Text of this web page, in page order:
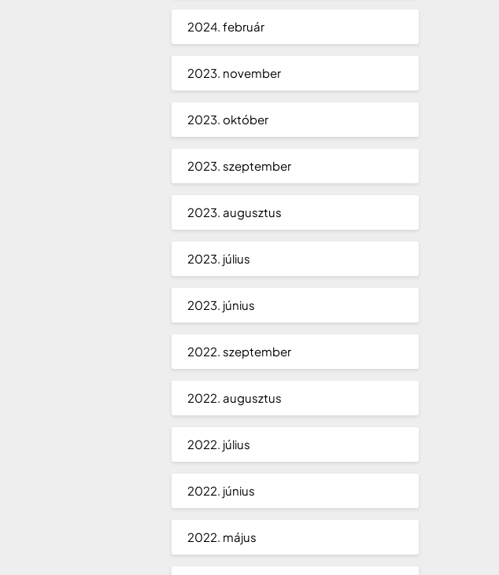
2024. február
2023. november
2023. október
2023. szeptember
2023. augusztus
2023. július
2023. június
2022. szeptember
2022. augusztus
2022. július
2022. június
2022. május